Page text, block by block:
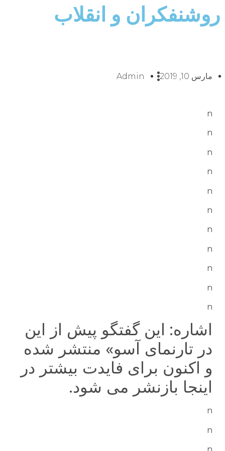
روشنفکران و انقلاب
مارس 10, 2019 Admin
n
n
n
n
n
n
n
n
n
n
n
اشاره: این گفتگو پیش از این
در تارنمای آسو» منتشر شده
و اکنون برای فایدت بیشتر در
اینجا بازنشر می شود.
n
n